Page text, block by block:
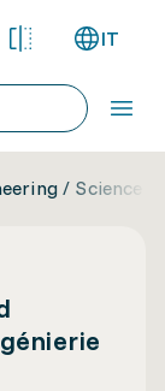
IT
/ Science